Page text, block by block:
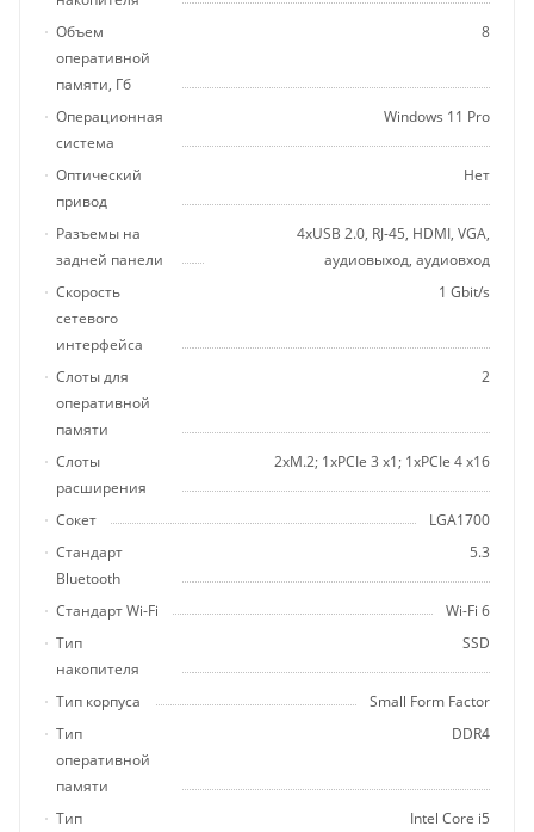
Объем
оперативной
памяти, Гб
8
Операционная
система
Windows 11 Pro
Оптический
привод
Нет
Разъемы на
задней панели
4хUSB 2.0, RJ-45, HDMI, VGA,
аудиовыход, аудиовход
Скорость
сетевого
интерфейса
1 Gbit/s
Слоты для
оперативной
памяти
2
Слоты
расширения
2хM.2; 1хPCIe 3 x1; 1хPCIe 4 x16
Сокет
LGA1700
Стандарт
Bluetooth
5.3
Стандарт Wi-Fi
Wi-Fi 6
Тип
накопителя
SSD
Тип корпуса
Small Form Factor
Тип
оперативной
памяти
DDR4
Тип
Intel Core i5